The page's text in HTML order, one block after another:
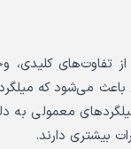
از تفاوت‌های
باعث می‌شود که
معمولی
بیشتری دارند.